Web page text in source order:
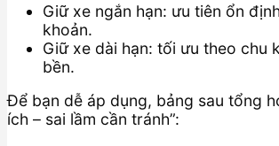
Giữ xe ngắn hạn: ưu tiên ổn
khoản.
Giữ xe dài hạn: tối ưu theo chu
bền.
Để bạn dễ áp dụng, bảng sau tổng
ích – sai lầm cần tránh”: